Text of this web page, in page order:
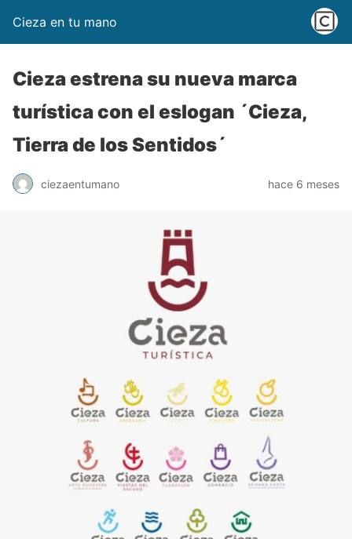
Cieza en tu mano
Cieza estrena su nueva marca
turística con el eslogan ´Cieza,
Tierra de los Sentidos´
ciezaentumano hace 6 meses